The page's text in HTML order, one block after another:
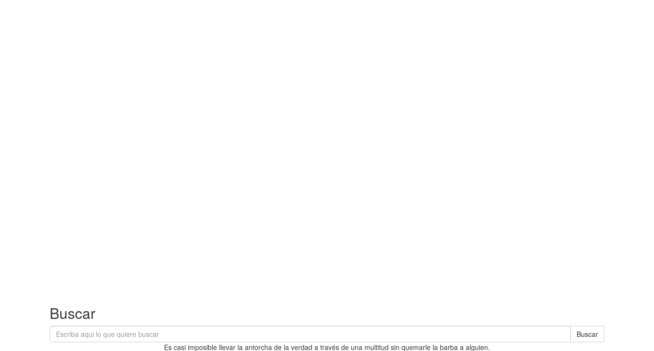
Buscar
Buscar
Es casi imposible llevar la antorcha de la verdad a través de una multitud sin quemarle la barba a alguien.